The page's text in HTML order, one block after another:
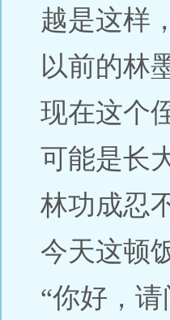
越是这样
以前的林
现在这个
可能是长
林功成忍
今天这顿
“你好，